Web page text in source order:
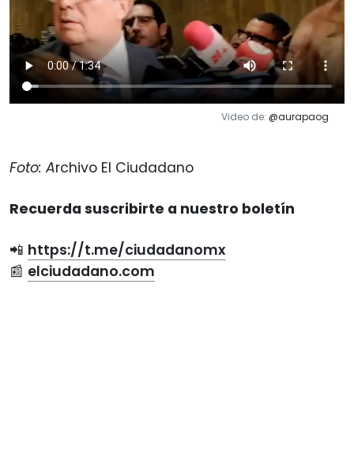
Video de: @aurapaog
Foto: Archivo El Ciudadano
Recuerda suscribirte a nuestro boletín
📲 https://t.me/ciudadanomx
📰 elciudadano.com